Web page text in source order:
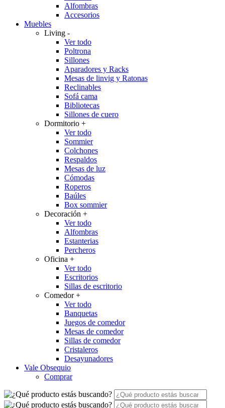
Alfombras
Accesorios
Muebles
Living -
Ver todo
Poltrona
Sillones
Aparadores y Racks
Mesas de linvig y Ratonas
Reclinables
Sofá cama
Bibliotecas
Sillones de cuero
Dormitorio +
Ver todo
Sommier
Colchones
Respaldos
Mesas de luz
Cómodas
Roperos
Baúles
Box sommier
Decoración +
Ver todo
Alfombras
Estanterias
Percheros
Oficina +
Ver todo
Escritorios
Sillas de escritorio
Comedor+
Ver todo
Banquetas
Juegos de comedor
Mesas de comedor
Sillas de comedor
Cristaleros
Desayunadores
Vale Obsequio
Comprar